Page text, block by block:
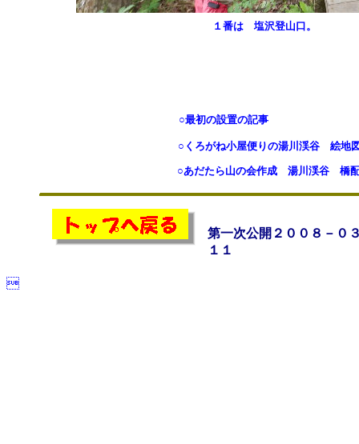
１番は 塩沢登山口。
○最初の設置
○くろがね小屋便りの湯川渓
○あだたら山の会作成 湯川渓谷
第一次公開２００８－０
１１
